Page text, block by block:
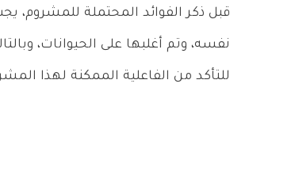
قبل ذكر الفوائد المحتملة للمشروم،
نفسه، وتم أغلبها على الحيوانات،
للتأكد من الفاعلية الممكنة لهذا